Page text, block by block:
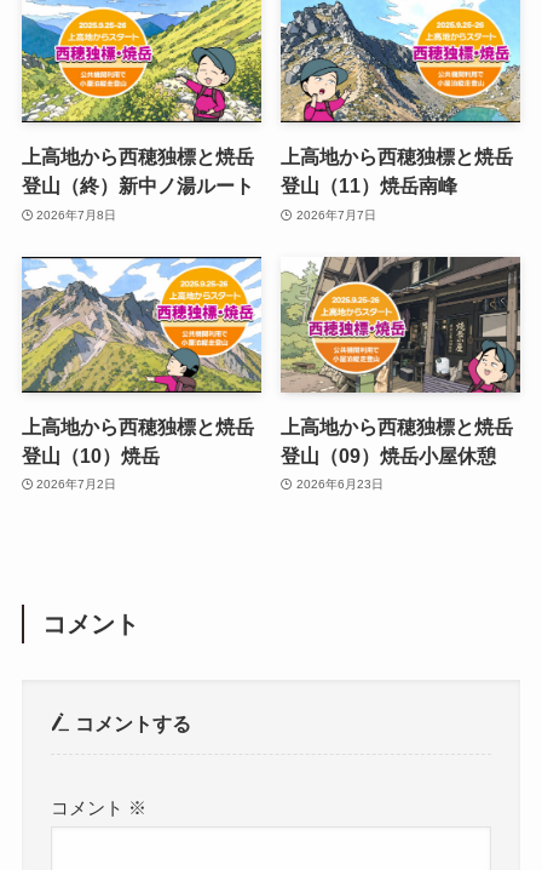
上高地から西穂独標と焼岳
登山（終）新中ノ湯ルート
2026年7月8日
上高地から西穂独標と焼岳
登山（11）焼岳南峰
2026年7月7日
上高地から西穂独標と焼岳
登山（10）焼岳
2026年7月2日
上高地から西穂独標と焼岳
登山（09）焼岳小屋休憩
2026年6月23日
コメント
コメントする
コメント ※